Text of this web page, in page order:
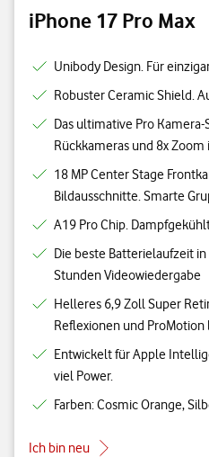
iPhone 17 Pro Max
Unibody Design. Für
Robuster Ceramic Shield.
Das ultimative Pro
Rückkameras und 8x
18 MP Center Stage
Bildausschnitte. Smarte
A19 Pro Chip.
Die beste Batterielaufzeit
Stunden Videowiedergabe
Helleres 6,9 Zoll Super
Reflexionen und ProMotion
Entwickelt für Apple
viel Power.
Farben: Cosmic Orange,
Ich bin neu